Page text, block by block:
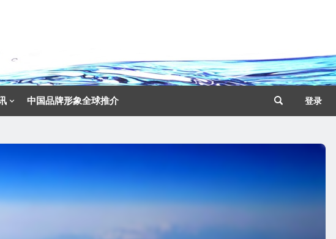
中国品牌形象全球推介 登录